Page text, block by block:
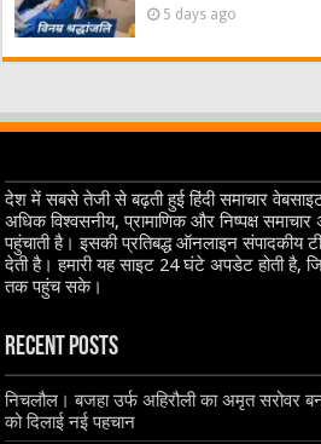
5 days ago
देश में सबसे तेजी से बढ़ती हुई हिंदी समाचार
अधिक विश्वसनीय, प्रामाणिक और निष्पक्ष
पहुंचाती है। इसकी प्रतिबद्ध ऑनलाइन संपादकीय
देती है। हमारी यह साइट 24 घंटे अपडेट होती है,
तक पहुंच सके।
Recent Posts
निचलौल। बजहा उर्फ अहिरौली का अमृत सरोवर
को दिलाई नई पहचान